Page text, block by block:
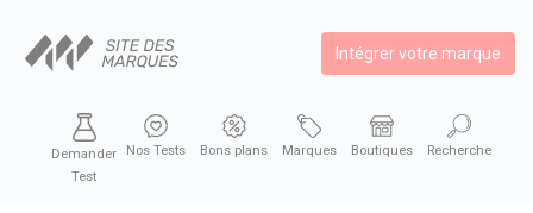
Intégrer votre marque
Demander
Test
Nos Tests Bons plans Marques Boutiques Recherche